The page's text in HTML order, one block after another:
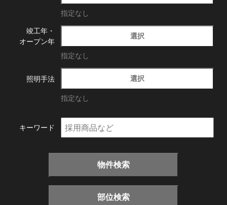
指定なし
竣工年・
オープン年
選択
指定なし
照明手法 選択
指定なし
キーワード
物件検索
部位検索